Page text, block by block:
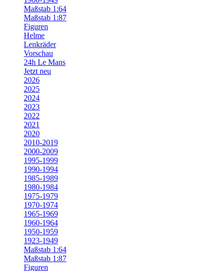
Maßstab 1:64
Maßstab 1:87
Figuren
Helme
Lenkräder
Vorschau
24h Le Mans
Jetzt neu
2026
2025
2024
2023
2022
2021
2020
2010-2019
2000-2009
1995-1999
1990-1994
1985-1989
1980-1984
1975-1979
1970-1974
1965-1969
1960-1964
1950-1959
1923-1949
Maßstab 1:64
Maßstab 1:87
Figuren